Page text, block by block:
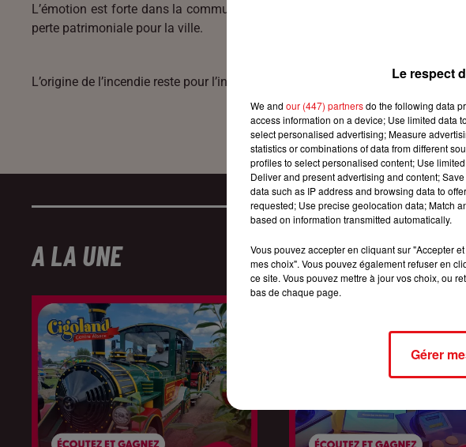
L’émotion est forte dans la commune de Cernay, alors que l’église venait
perte patrimoniale pour la ville.
L’origine de l’incendie reste pour l’instant inconnue et une enquête devra
A LA UNE
Le respect
We and our (447) partnersdo the following data
access information on a device; Use limited data
select personalised advertising; Measure
statistics or combinations of data from different
profiles to select personalised content; Use
Deliver and present advertising and content;
data such as IP address and browsing data to
requested; Use precise geolocation data; Match
based on information transmitted automatically.
Vous pouvez accepter en cliquant sur "Accepter
mes choix". Vous pouvez également refuser en
ce site. Vous pouvez mettre à jour vos choix, ou
bas de chaque page.
Gérer